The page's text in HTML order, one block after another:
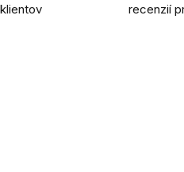
klientov
recenzií